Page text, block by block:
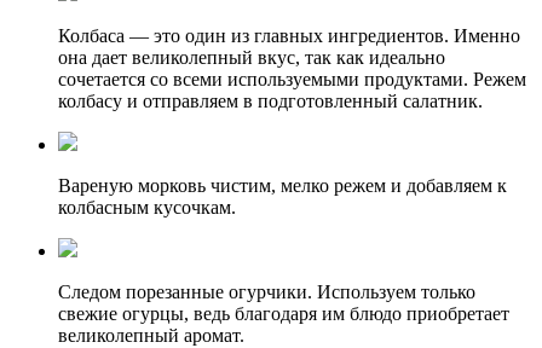
Колбаса — это один из главных ингредиентов. Именно
она дает великолепный вкус, так как идеально
сочетается со всеми используемыми продуктами. Режем
колбасу и отправляем в подготовленный салатник.
Вареную морковь чистим, мелко режем и добавляем к
колбасным кусочкам.
Следом порезанные огурчики. Используем только
свежие огурцы, ведь благодаря им блюдо приобретает
великолепный аромат.